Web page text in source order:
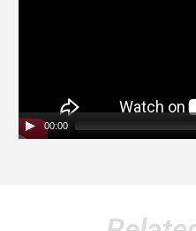
00:00